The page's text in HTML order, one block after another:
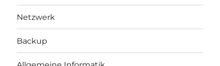
Netzwerk
Backup